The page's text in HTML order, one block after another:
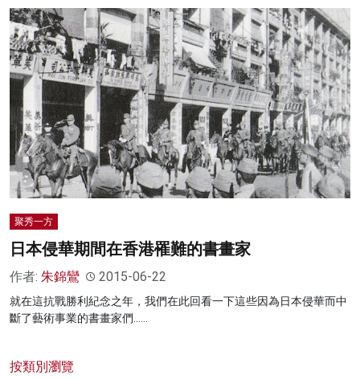
聚秀一方
日本侵華期間在香港罹難的書畫家
作者: 朱錦鸞 2015-06-22
就在這抗戰勝利紀念之年，我們在此回看一下這些因為日本侵華而中
斷了藝術事業的書畫家們……
按類別瀏覽